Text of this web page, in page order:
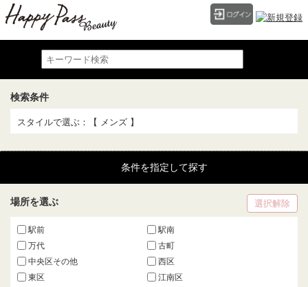
検索条件
スタイルで選ぶ：【 メンズ 】
条件を指定して探す
場所を選ぶ 選択解除
駅前
駅南
万代
古町
中央区その他
西区
東区
江南区